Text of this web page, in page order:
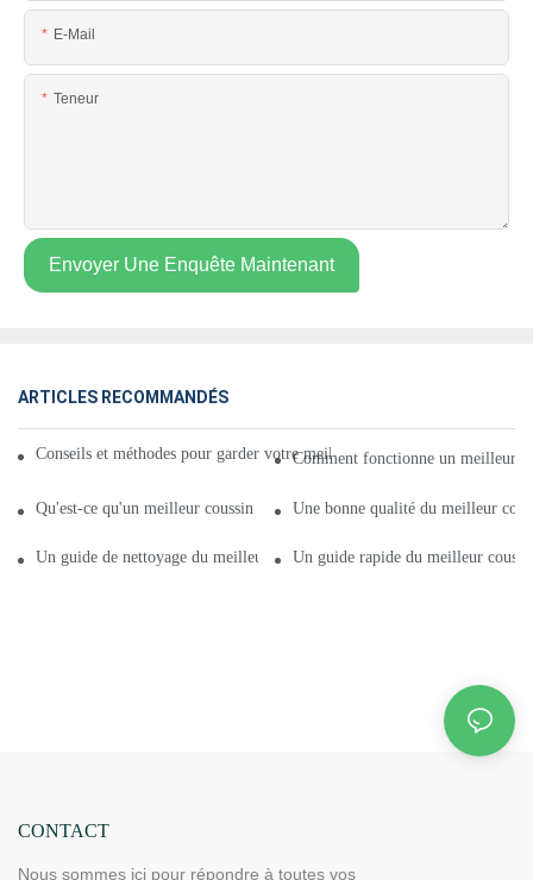
E-Mail
Teneur
Envoyer Une Enquête Maintenant
ARTICLES RECOMMANDÉS
Conseils et méthodes pour garder votre meilleur coussin chauffant
Comment fonctionne un meilleur
Qu'est-ce qu'un meilleur coussin chauffant infrarouge de haute qualité
Une bonne qualité du meilleur
Un guide de nettoyage du meilleur coussin chauffant infrarouge 2020 -
Un guide rapide du meilleur
CONTACT
Nous sommes ici pour répondre à toutes vos